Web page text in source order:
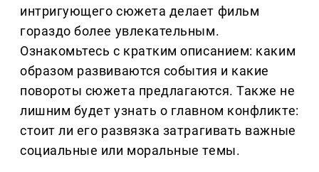
интригующего сюжета делает фильм
гораздо более увлекательным.
Ознакомьтесь с кратким описанием: каким
образом развиваются события и какие
повороты сюжета предлагаются. Также не
лишним будет узнать о главном конфликте:
стоит ли его развязка затрагивать важные
социальные или моральные темы.